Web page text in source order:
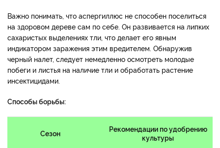
Важно понимать, что аспергиллюс не способен поселиться
на здоровом дереве сам по себе. Он развивается на липких
сахаристых выделениях тли, что делает его явным
индикатором заражения этим вредителем. Обнаружив
черный налет, следует немедленно осмотреть молодые
побеги и листья на наличие тли и обработать растение
инсектицидами.
Способы борьбы:
Сезон
Рекомендации по удобрению
культуры